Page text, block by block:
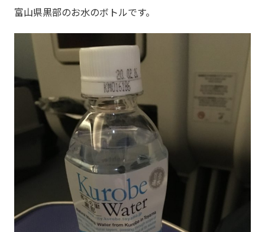
富山県黒部のお水のボトルです。